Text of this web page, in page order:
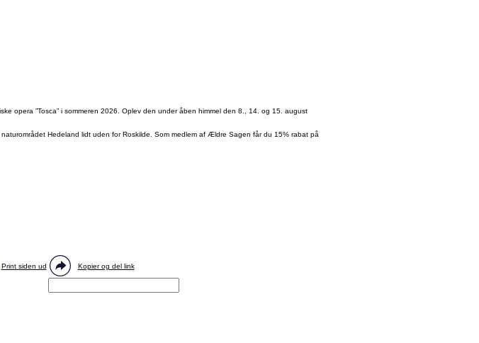
opera ”Tosca” i sommeren 2026. Oplev den under åben himmel den 8., 14. og 15. august
Hedeland lidt uden for Roskilde. Som medlem af Ældre Sagen får du 15% rabat på
Print siden ud Kopier og del link